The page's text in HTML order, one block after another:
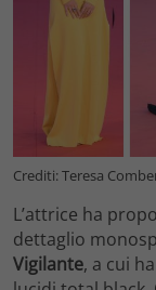
Crediti: Teresa
L’attrice ha
dettaglio
Vigilante, a cui